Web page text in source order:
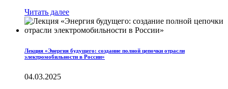
Читать далее
Лекция «Энергия будущего: создание полной цепочки отрасли
электромобильности в России»
04.03.2025